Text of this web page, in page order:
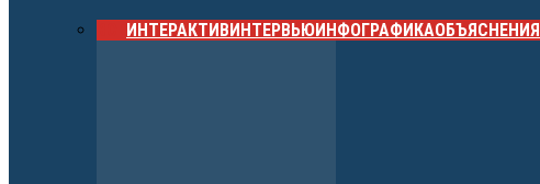
ИНТЕРАКТИВИНТЕРВЬЮИНФОГРАФИКАОБЪЯСНЕНИЯ